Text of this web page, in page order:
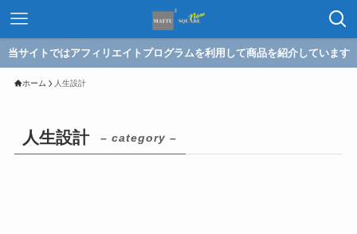
当サイトではアフィリエイトプログラムを利用して商品を紹介しています
ホーム 人生設計
人生設計 – category –